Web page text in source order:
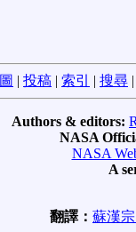
| 投稿 | 索引 | 搜尋 |
Authors & editors:
NASA
NASA
A
翻譯： 蘇漢宗